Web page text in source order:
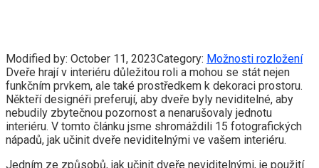
Modified by: October 11, 2023Category: Možnosti rozložení
Dveře hrají v interiéru důležitou roli a mohou se stát nejen
funkčním prvkem, ale také prostředkem k dekoraci prostoru.
Někteří designéři preferují, aby dveře byly neviditelné, aby
nebudily zbytečnou pozornost a nenarušovaly jednotu
interiéru. V tomto článku jsme shromáždili 15 fotografických
nápadů, jak učinit dveře neviditelnými ve vašem interiéru.
Jedním ze způsobů, jak učinit dveře neviditelnými, je použití